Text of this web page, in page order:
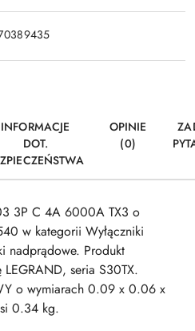
INFORMACJE
DOT.
OPINIE
(0)
3P C 4A 6000A TX3 o
w kategorii Wyłączniki
nadprądowe. Produkt
seria S30TX.
o wymiarach 0.09 x 0.06 x
0.34 kg.